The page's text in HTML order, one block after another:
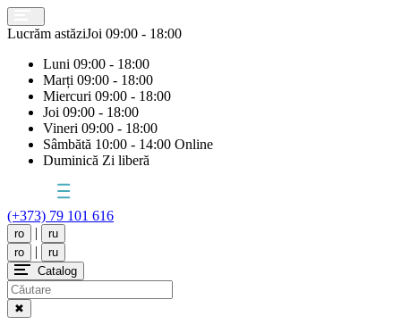
Lucrăm astăziJoi 09:00 - 18:00
Luni 09:00 - 18:00
Marți 09:00 - 18:00
Miercuri 09:00 - 18:00
Joi 09:00 - 18:00
Vineri 09:00 - 18:00
Sâmbătă 10:00 - 14:00 Online
Duminică Zi liberă
(+373) 79 101 616
ro |
ru
ro
|
ru
Catalog
✖